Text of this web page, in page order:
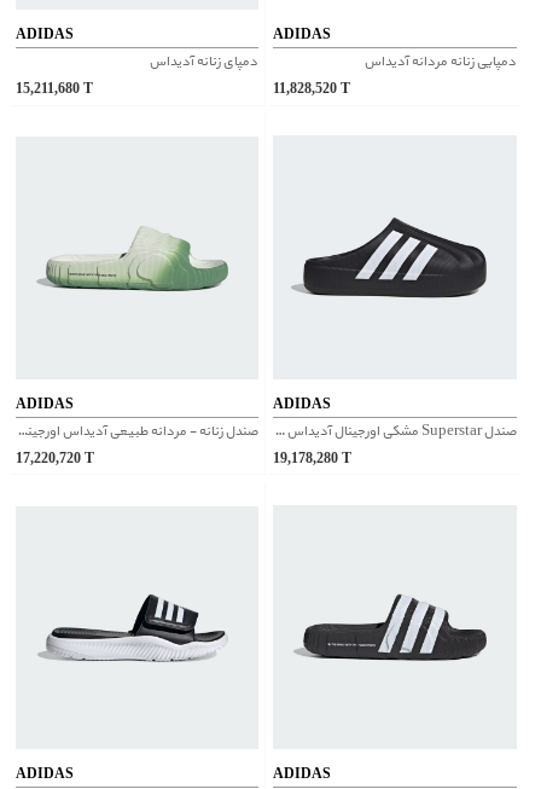
ADIDAS
دمپای زنانه آدیداس
15,211,680
ADIDAS
دمپایی زنانه مردانه آدیداس
11,828,520
ADIDAS
صندل زنانه - مردانه طبیعی آدیداس اورجینال | IF3673
17,220,720
ADIDAS
صندل Superstar مشکی اورجینال آدیداس | IG8277
19,178,280
ADIDAS ADIDAS